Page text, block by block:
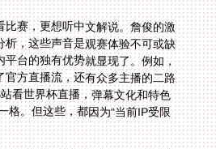
比赛，更想听中文解说。詹俊的激
析，这些声音是观赛体验不可或缺
平台的独有优势就显现了。例如，
官方直播流，还有众多主播的二路
看世界杯直播，弹幕文化和特色
格。但这些，都因为“当前IP受限